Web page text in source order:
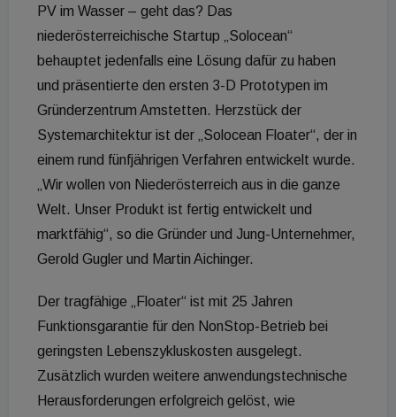
PV im Wasser – geht das? Das
niederösterreichische Startup „Solocean“
behauptet jedenfalls eine Lösung dafür zu haben
und präsentierte den ersten 3-D Prototypen im
Gründerzentrum Amstetten. Herzstück der
Systemarchitektur ist der „Solocean Floater“, der in
einem rund fünfjährigen Verfahren entwickelt wurde.
„Wir wollen von Niederösterreich aus in die ganze
Welt. Unser Produkt ist fertig entwickelt und
marktfähig“, so die Gründer und Jung-Unternehmer,
Gerold Gugler und Martin Aichinger.
Der tragfähige „Floater“ ist mit 25 Jahren
Funktionsgarantie für den NonStop-Betrieb bei
geringsten Lebenszykluskosten ausgelegt.
Zusätzlich wurden weitere anwendungstechnische
Herausforderungen erfolgreich gelöst, wie